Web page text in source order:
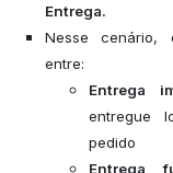
Entrega.
Nesse cenário,
entre:
Entrega
entregue
pedido
Entrega